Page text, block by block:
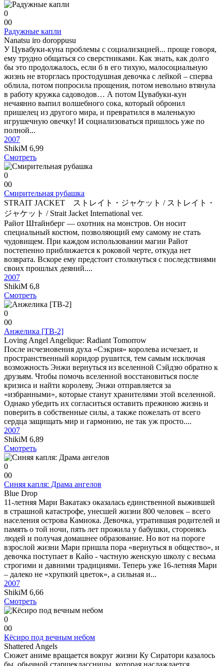
0
00
Радужные капли
Nanatsu iro doroppusu
У Цувабуки-куна проблемы с социализацией... проще говоря,
ему трудно общаться со сверстниками. Как знать, как долго
бы это продолжалось, если б в его тихую, малосоциальную
жизнь не вторглась простодушная девочка с лейкой – сперва
облила, потом попросила прощения, потом невольно втянула
в работу кружка садоводов… А потом Цувабуки-кун
нечаянно выпил волшебного сока, который обронил
пришелец из другого мира, и превратился в маленькую
игрушечную овечку! И социализоваться пришлось уже по
полной...
2007
ShikiM 6,99
Смотреть
0
00
Смирительная рубашка
STRAIT JACKET ストレイト・ジャケット / ストレイト・
ジャケット / Strait Jacket International ver.
Райот Штайнберг — охотник на монстров. Он носит
специальный костюм, позволяющий ему самому не стать
чудовищем. При каждом использовании магии Райот
постепенно приближается к роковой черте, откуда нет
возврата. Вскоре ему предстоит столкнуться с последствиями
своих прошлых деяний....
2007
ShikiM 6,8
Смотреть
0
00
Анжелика [ТВ-2]
Loving Angel Angelique: Radiant Tomorrow
После исчезновения духа «Сэкрия» королева исчезает, и
пространственный коридор рушится, тем самым исключая
возможность Энжи вернуться из вселенной Сэйдзю обратно к
друзьям. Чтобы помочь вселенной восстановиться после
кризиса и найти королеву, Энжи отправляется за
«избранными», которые станут хранителями этой вселенной.
Однако убедить их согласиться оставить прежнюю жизнь и
поверить в собственные силы, а также пожелать от всего
сердца защищать мир и гармонию, не так уж просто....
2007
ShikiM 6,89
Смотреть
0
00
Синяя капля: Драма ангелов
Blue Drop
11-летняя Мари Вакатакэ оказалась единственной выжившей
в страшной катастрофе, унесшей жизни 800 человек – всего
населения острова Камиока. Девочка, утратившая родителей и
память о той ночи, пять лет прожила у бабушки, сторонясь
людей и получая домашнее образование. Но вот на пороге
взрослой жизни Мари пришла пора «вернуться в общество», и
девочка поступает в Кайо - частную женскую школу с весьма
строгими и давними традициями. Теперь уже 16-летняя Мари
– далеко не «хрупкий цветок», а сильная и...
2007
ShikiM 6,66
Смотреть
0
00
Кёсиро под вечным небом
Shattered Angels
Сюжет аниме вращается вокруг жизни Ку Сиратори казалось
бы, обычной старшеклассницы, которая наслаждается